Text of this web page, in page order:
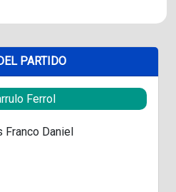
PARTIDO
Ferrol
Franco Daniel